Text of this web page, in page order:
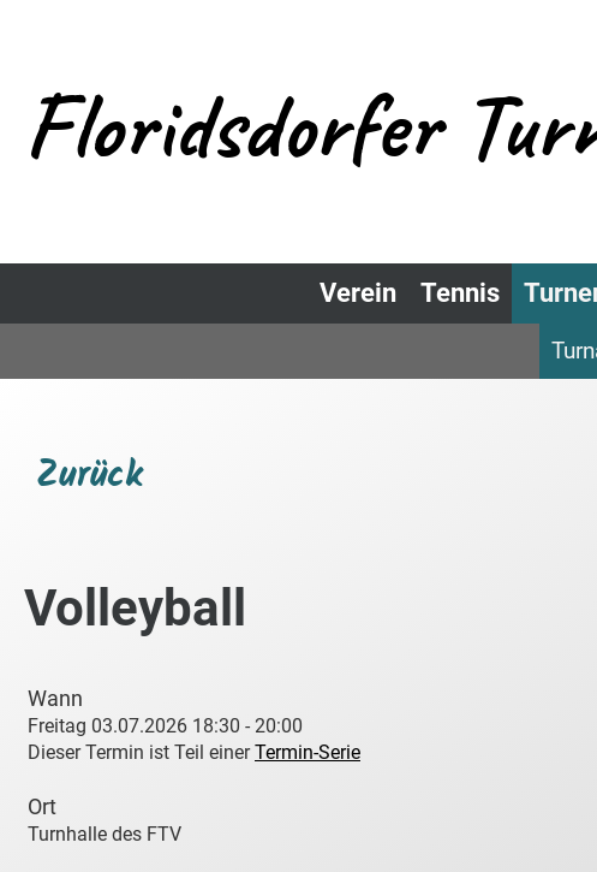
Floridsdorfer
Verein Tennis
Zurück
Volleyball
Wann
Freitag 03.07.2026 18:30 - 20:00
Dieser Termin ist Teil einerTermin-Serie
Ort
Turnhalle des FTV